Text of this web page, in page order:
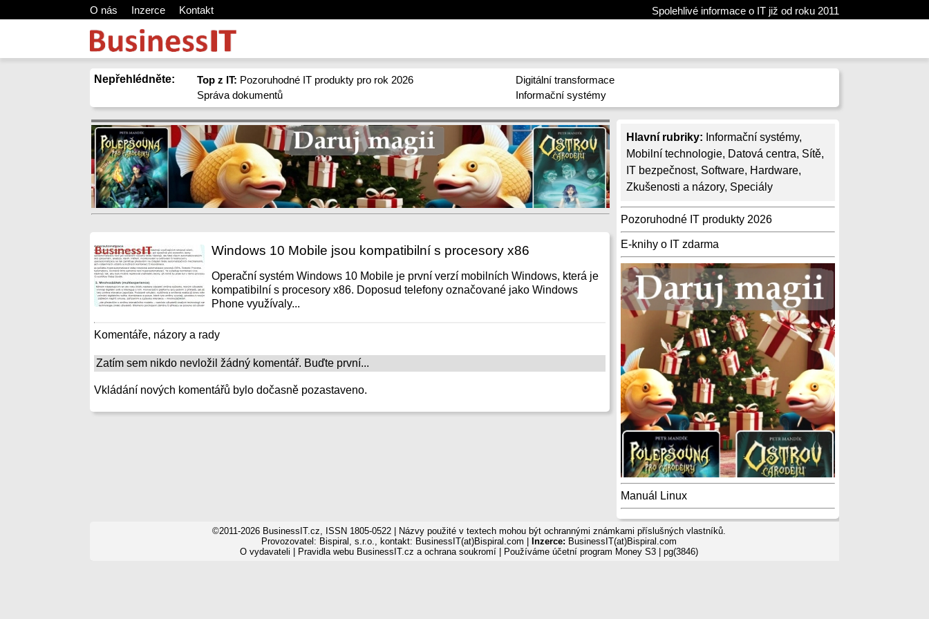
O nás Inzerce Kontakt Spolehlivé informace o IT již od roku 2011
Nepřehlédněte: Top z IT: Pozoruhodné IT produkty pro rok 2026
Správa dokumentů
Digitální transformace
Informační systémy
Hlavní rubriky: Informační systémy,
Mobilní technologie, Datová centra, Sítě,
IT bezpečnost, Software, Hardware,
Zkušenosti a názory, Speciály
Pozoruhodné IT produkty 2026
E-knihy o IT zdarma
Manuál Linux
Windows 10 Mobile jsou kompatibilní s procesory x86
Operační systém Windows 10 Mobile je první verzí mobilních Windows, která je
kompatibilní s procesory x86. Doposud telefony označované jako Windows
Phone využívaly...
Komentáře, názory a rady
Zatím sem nikdo nevložil žádný komentář. Buďte první...
Vkládání nových komentářů bylo dočasně pozastaveno.
©2011-2026 BusinessIT.cz, ISSN 1805-0522 | Názvy použité v textech mohou být ochrannými známkami příslušných vlastníků.
Provozovatel: Bispiral, s.r.o., kontakt: BusinessIT(at)Bispiral.com |
Inzerce: BusinessIT(at)Bispiral.com
O vydavateli
Pravidla webu BusinessIT.cz a ochrana soukromí| Používáme účetní program Money S3| pg(3846)